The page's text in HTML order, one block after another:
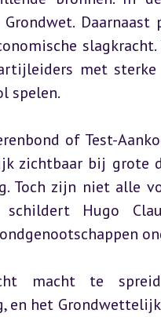
Grondwet.
met sterke
spelen.
of Test-
zichtbaar bij grote
Toch zijn niet alle
schildert Hugo
macht te
het